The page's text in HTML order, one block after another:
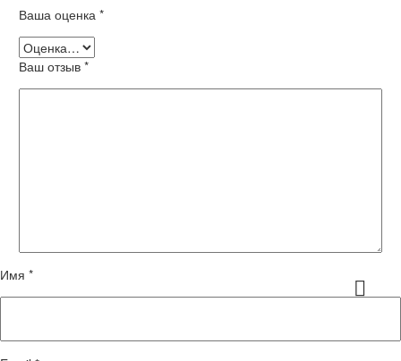
Ваша оценка *
Ваш отзыв *
Имя *